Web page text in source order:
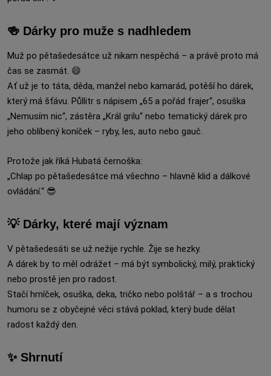
🍻 Dárky pro muže s nadhledem
Muž po pětašedesátce už nikam nespěchá – a právě proto má
čas se zasmát. 😄
Ať už je to táta, děda, manžel nebo kamarád, potěší ho dárek,
který má šťávu. Půllitr s nápisem „65 a pořád frajer“, osuška
„Nemusím nic“, zástěra „Král grilu“ nebo tematický dárek pro
jeho oblíbený koníček – ryby, les, auto nebo gauč.
Protože jak říká Hubatá černoška:
„Chlap po pětašedesátce má všechno – hlavně klid a dálkové
ovládání.“ 😎
💡 Dárky, které mají význam
V pětašedesáti se už nežije rychle. Žije se hezky.
A dárek by to měl odrážet – má být symbolický, milý, praktický
nebo prostě jen pro radost.
Stačí hrníček, osuška, deka, tričko nebo polštář – a s trochou
humoru se z obyčejné věci stává poklad, který bude dělat
radost každý den.
✨ Shrnutí